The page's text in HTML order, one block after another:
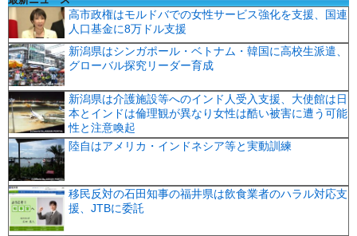
高市政権はモルドバでの女性サービス強化を支援、国連
人口基金に8万ドル支援
新潟県はシンガポール・ベトナム・韓国に高校生派遣、
グローバル探究リーダー育成
新潟県は介護施設等へのインド人受入支援、大使館は日
本とインドは倫理観が異なり女性は酷い被害に遭う可能
性と注意喚起
陸自はアメリカ・インドネシア等と実動訓練
移民反対の石田知事の福井県は飲食業者のハラル対応支
援、JTBに委託